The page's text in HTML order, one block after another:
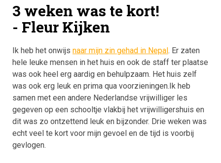
3 weken was te kort!
- Fleur Kijken
Ik heb het onwijs naar mijn zin gehad in Nepal. Er zaten
hele leuke mensen in het huis en ook de staff ter plaatse
was ook heel erg aardig en behulpzaam. Het huis zelf
was ook erg leuk en prima qua voorzieningen.Ik heb
samen met een andere Nederlandse vrijwilliger les
gegeven op een schooltje vlakbij het vrijwilligershuis en
dit was zo ontzettend leuk en bijzonder. Drie weken was
echt veel te kort voor mijn gevoel en de tijd is voorbij
gevlogen.